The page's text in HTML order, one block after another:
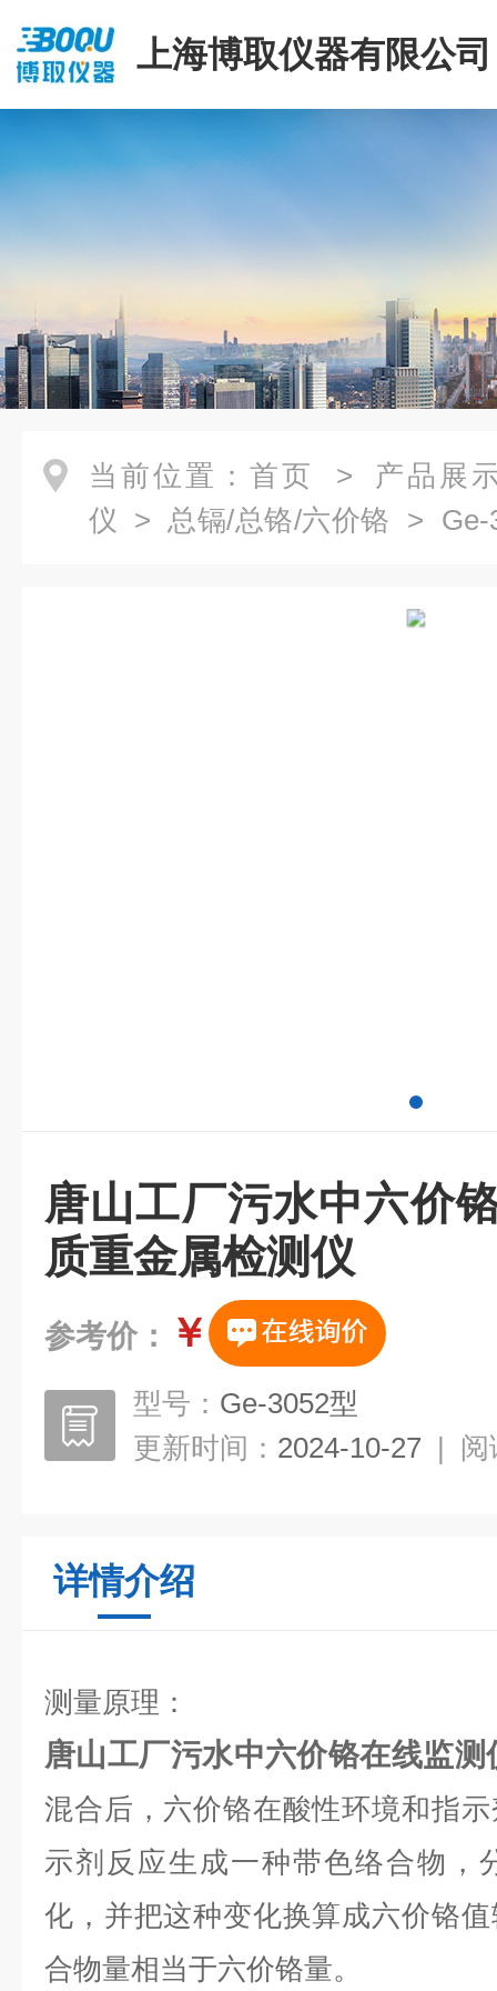
上海博取仪器有限公司
当前位置： 首页 > 产品展
仪 > 总镉/总铬/六价铬 > Ge-
唐山工厂污水中六价
质重金属检测仪
参考价： ￥
型号： Ge-3052型
更新时间： 2024-10-27 | 阅
详情介绍
测量原理：
唐山工厂污水中六价铬在线监测
混合后，六价铬在酸性环境和指
示剂反应生成一种带色络合物，
化，并把这种变化换算成六价铬
合物量相当于六价铬量。